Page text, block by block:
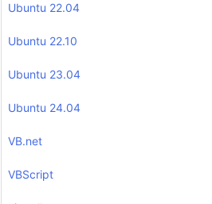
Ubuntu 22.04
Ubuntu 22.10
Ubuntu 23.04
Ubuntu 24.04
VB.net
VBScript